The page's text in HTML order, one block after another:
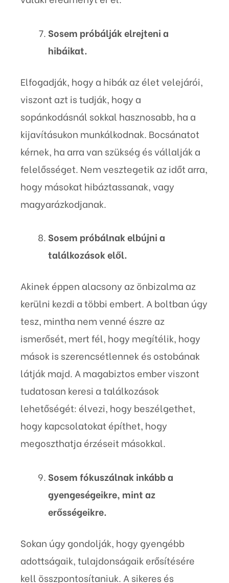
Sosem próbálják elrejteni a
hibáikat.
Elfogadják, hogy a hibák az élet velejárói,
viszont azt is tudják, hogy a
sopánkodásnál sokkal hasznosabb, ha a
kijavításukon munkálkodnak. Bocsánatot
kérnek, ha arra van szükség és vállalják a
felelősséget. Nem vesztegetik az időt arra,
hogy másokat hibáztassanak, vagy
magyarázkodjanak.
Sosem próbálnak elbújni a
találkozások elől.
Akinek éppen alacsony az önbizalma az
kerülni kezdi a többi embert. A boltban úgy
tesz, mintha nem venné észre az
ismerősét, mert fél, hogy megítélik, hogy
mások is szerencsétlennek és ostobának
látják majd. A magabiztos ember viszont
tudatosan keresi a találkozások
lehetőségét: élvezi, hogy beszélgethet,
hogy kapcsolatokat építhet, hogy
megoszthatja érzéseit másokkal.
Sosem fókuszálnak inkább a
gyengeségeikre, mint az
erősségeikre.
Sokan úgy gondolják, hogy gyengébb
adottságaik, tulajdonságaik erősítésére
kell összpontosítaniuk. A sikeres és